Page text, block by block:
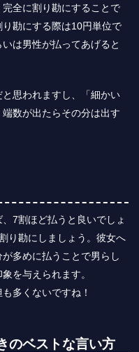
全に割り勘にすることで
勘にする際は10円単位で
は男性が払ってあげると
思われますし、「細かい
数が出たらその分は出す
7割ほど払うと良いでしょ
り勘にしましょう。彼女へ
多めに払うことで男らし
を与えられます。
多くないですね！
のベストな言い方